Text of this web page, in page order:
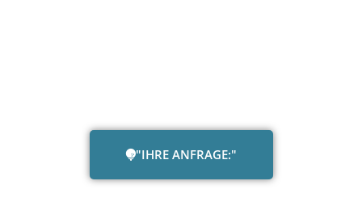
"IHRE ANFRAGE:"